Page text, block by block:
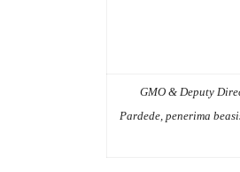
GMO & Deputy
Pardede, penerima